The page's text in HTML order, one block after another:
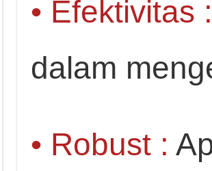
• Efektivitas :
dalam
• Robust :